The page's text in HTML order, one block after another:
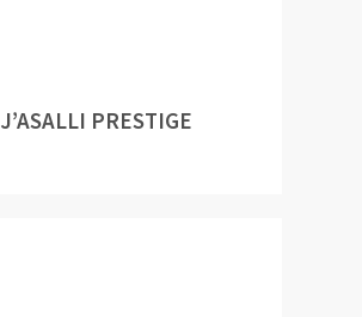
J’ASALLI PRESTIGE